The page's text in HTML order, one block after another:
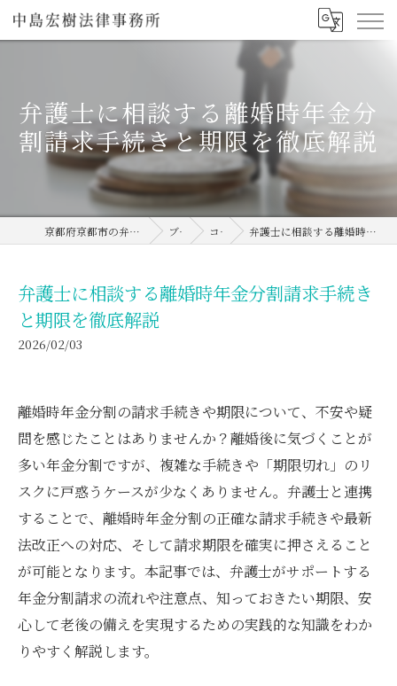
弁護士に相談する離婚時年金分
割請求手続きと期限を徹底解説
京都府京都市の弁護士なら中島宏樹法律事務所 ブログ コラム 弁護士に相談する離婚時年金分割請求手続きと期限を徹底解説
弁護士に相談する離婚時年金分割請求手続き
と期限を徹底解説
2026/02/03
離婚時年金分割の請求手続きや期限について、不安や疑
問を感じたことはありませんか？離婚後に気づくことが
多い年金分割ですが、複雑な手続きや「期限切れ」のリ
スクに戸惑うケースが少なくありません。弁護士と連携
することで、離婚時年金分割の正確な請求手続きや最新
法改正への対応、そして請求期限を確実に押さえること
が可能となります。本記事では、弁護士がサポートする
年金分割請求の流れや注意点、知っておきたい期限、安
心して老後の備えを実現するための実践的な知識をわか
りやすく解説します。